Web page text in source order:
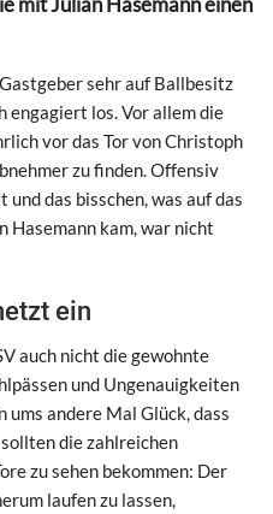
sehr auf Ballbesitz
engagiert los. Vor allem die
vor das Tor von Christoph
zu finden. Offensiv
das bisschen, was auf das
kam, war nicht
ein
auch nicht die gewohnte
und Ungenauigkeiten
andere Mal Glück, dass
die zahlreichen
zu sehen bekommen: Der
laufen zu lassen,